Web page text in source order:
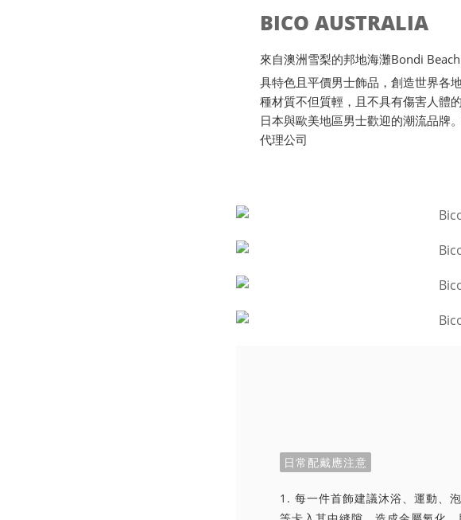
BICO AUSTRALIA
來自澳洲雪梨的邦地海灘Bondi
具特色且平價男士飾品，創造世界各
種材質不但質輕，且不具有傷害人體
日本與歐美地區男士歡迎的潮流品牌
代理公司
日常配戴應注意
1. 每一件首飾建議沐浴、運動、